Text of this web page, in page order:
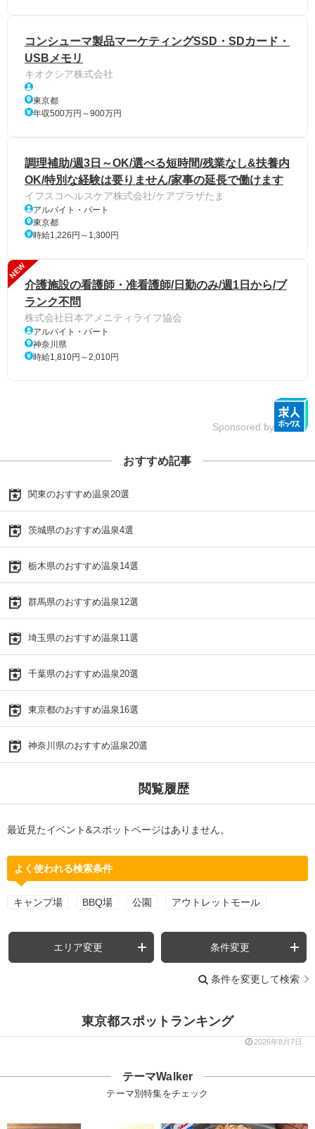
コンシューマ製品マーケティングSSD・SDカード・
USBメモリ
キオクシア株式会社
東京都
年収500万円～900万円
調理補助/週3日～OK/選べる短時間/残業なし&扶養内
OK/特別な経験は要りません/家事の延長で働けます
イフスコヘルスケア株式会社/ケアプラザたま
アルバイト・パート
東京都
時給1,226円～1,300円
NEW
介護施設の看護師・准看護師/日勤のみ/週1日から/ブ
ランク不問
株式会社日本アメニティライフ協会
アルバイト・パート
神奈川県
時給1,810円～2,010円
Sponsored by
おすすめ記事
関東のおすすめ温泉20選
茨城県のおすすめ温泉4選
栃木県のおすすめ温泉14選
群馬県のおすすめ温泉12選
埼玉県のおすすめ温泉11選
千葉県のおすすめ温泉20選
東京都のおすすめ温泉16選
神奈川県のおすすめ温泉20選
閲覧履歴
最近見たイベント&スポットページはありません。
よく使われる検索条件
キャンプ場 BBQ場 公園 アウトレットモール
エリア変更 条件変更
条件を変更して検索
東京都スポットランキング
2026年8月7日
テーマWalker
テーマ別特集をチェック